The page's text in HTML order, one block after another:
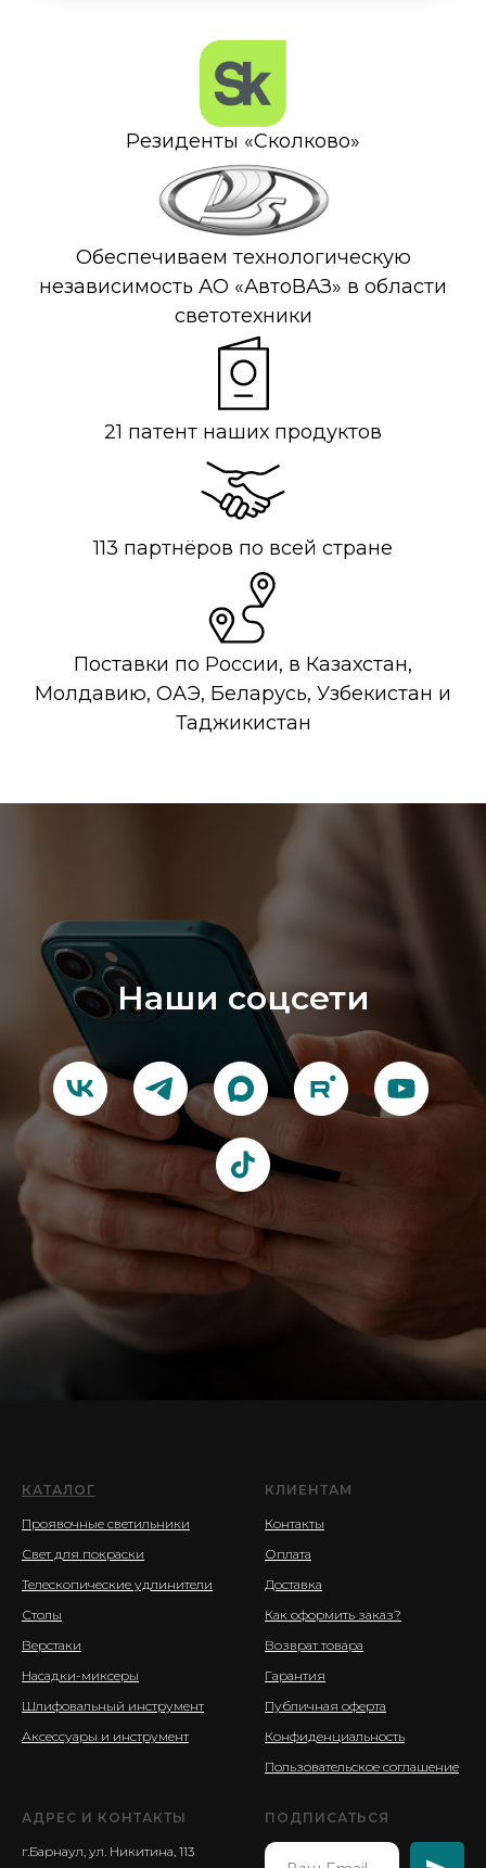
Резиденты «Сколково»
Обеспечиваем технологическую
независимость АО «АвтоВАЗ» в области
светотехники
21 патент наших продуктов
113 партнёров по всей стране
Поставки по России, в Казахстан,
Молдавию, ОАЭ, Беларусь, Узбекистан и
Таджикистан
Наши соцсети
КАТАЛОГ
Проявочные светильники
Свет для покраски
Телескопические удлинители
Столы
Верстаки
Насадки-миксеры
Шлифовальный инструмент
Аксессуары и инструмент
КЛИЕНТАМ
Контакты
Оплата
Доставка
Как оформить заказ?
Возврат товара
Гарантия
Публичная оферта
Конфиденциальность
Пользовательское соглашение
АДРЕС И КОНТАКТЫ
г.Барнаул, ул. Никитина, 113
ПОДПИСАТЬСЯ